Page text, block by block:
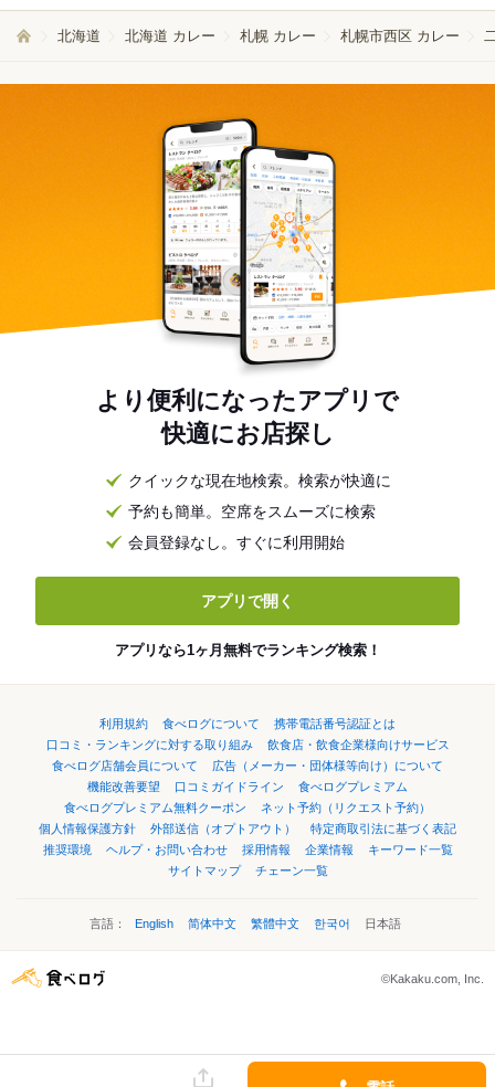
北海道 北海道 カレー 札幌 カレー 札幌市西区 カレー
より便利になったアプリで
快適にお店探し
クイックな現在地検索。検索が快適に
予約も簡単。空席をスムーズに検索
会員登録なし。すぐに利用開始
アプリで開く
アプリなら1ヶ月無料でランキング検索！
利用規約 食べログについて
携帯電話番号認証とは
口コミ・ランキングに対する取り組み
飲食店・飲食企業様向けサービス
食べログ店舗会員について
広告（メーカー・団体様等向け）について
機能改善要望
口コミガイドライン
食べログプレミアム
食べログプレミアム無料クーポン
ネット予約（リクエスト予約）
個人情報保護方針
外部送信（オプトアウト）
特定商取引法に基づく表記
推奨環境
ヘルプ・お問い合わせ 採用情報 企業情報
キーワード一覧
サイトマップ
チェーン一覧
言語： English 简体中文 繁體中文 한국어 日本語
©Kakaku.com, Inc.